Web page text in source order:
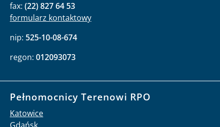
fax: (22) 827 64 53
formularz kontaktowy
nip: 525-10-08-674
regon: 012093073
Pełnomocnicy Terenowi RPO
Katowice